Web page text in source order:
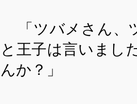
「ツバメさん
と王子は言いまし
んか？」